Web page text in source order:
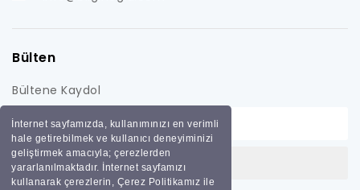
İnternet sayfamızda, kullanımınızı en verimli
hale getirebilmek ve kullanıcı deneyiminizi
geliştirmek amacıyla; çerezlerden
yararlanılmaktadır. İnternet sayfamızı
kullanarak çerezlerin, Çerez Politikamız ile
Bülten
Bültene Kaydol